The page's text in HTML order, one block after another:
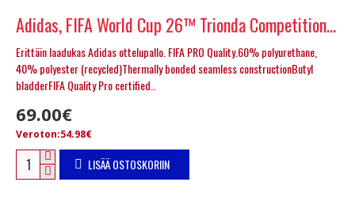
Adidas, FIFA World Cup 26™ Trionda Competition Ball , koko 5
Erittäin laadukas Adidas ottelupallo. FIFA PRO Quality.60% polyurethane,
40% polyester (recycled)Thermally bonded seamless constructionButyl
bladderFIFA Quality Pro certified..
69.00€
Veroton:54.98€
LISÄÄ OSTOSKORIIN